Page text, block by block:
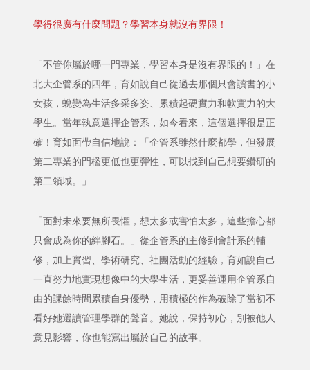
學得很廣有什麼問題？學習本身就沒有界限！
「不管你屬於哪一門專業，學習本身是沒有界限的！」在
北大企管系的四年，育如說自己從過去那個只會讀書的小
女孩，蛻變為生活多采多姿、累積起硬實力和軟實力的大
學生。當年執意選擇企管系，如今看來，這個選擇很是正
確！育如面帶自信地說：「企管系雖然什麼都學，但發展
第二專業的門檻更低也更彈性，可以找到自己想要鑽研的
第二領域。」
「面對未來要無所畏懼，想太多或害怕太多，這些擔心都
只會成為你的絆腳石。」從企管系的主修到會計系的輔
修，加上實習、學術研究、社團活動的經驗，育如說自己
一直努力地實現想像中的大學生活，更妥善運用企管系自
由的課餘時間累積自身優勢，用積極的作為破除了當初不
看好她選讀管理學群的聲音。她說，保持初心，別被他人
意見影響，你也能寫出屬於自己的故事。